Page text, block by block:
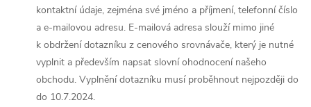
kontaktní údaje, zejména své jméno a příjmení, telefonní číslo
a e-mailovou adresu. E-mailová adresa slouží mimo jiné
k obdržení dotazníku z cenového srovnávače, který je nutné
vyplnit a především napsat slovní ohodnocení našeho
obchodu. Vyplnění dotazníku musí proběhnout nejpozději do
do 10.7.2024.